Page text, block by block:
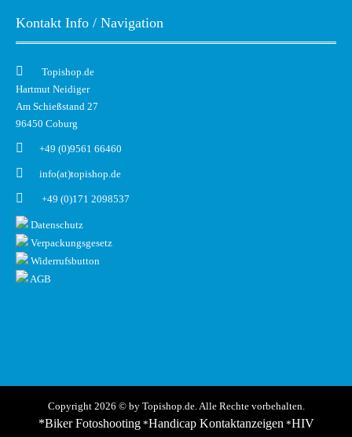
Kontakt Info / Navigation
Topishop.de
Hartmut Neidiger
Am Schießstand 27
96450 Coburg
+49 (0)9561 66460
info(at)topishop.de
+49 (0)171 2098537
Datenschutz
Verpackungsgesetz
Widerrufsbutton
AGB
Copyright 2026 © by Topishop.de. Alle Rechte vorbehalten.
*Biker Fotoshooting*Handicap Kontaktanzeigen *HIV